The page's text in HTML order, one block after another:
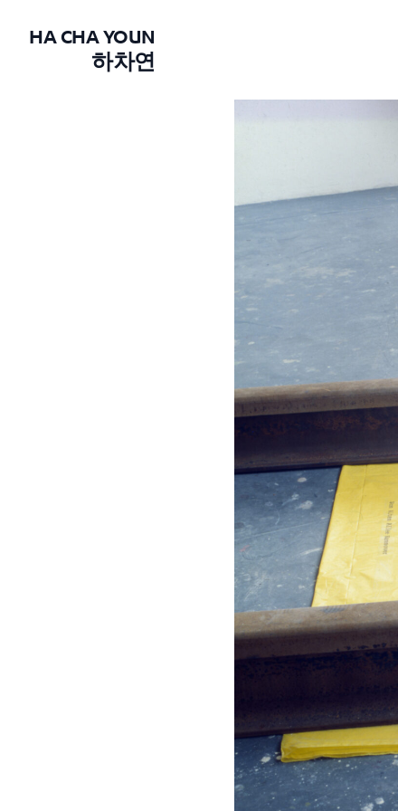
HA CHA YOUN
하차연